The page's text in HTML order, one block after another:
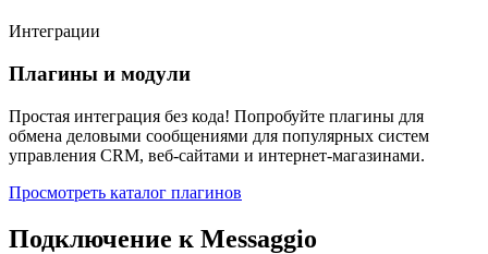
Интеграции
Плагины и модули
Простая интеграция без кода! Попробуйте плагины для
обмена деловыми сообщениями для популярных систем
управления CRM, веб-сайтами и интернет-магазинами.
Просмотреть каталог плагинов
Подключение к Messaggio